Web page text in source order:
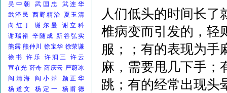
吴中朝
武国忠
武连华
武泽民
西野精治 夏玉清
向红丁
谢尔曼
谢立科
谢瑞裕 辛随成 新谷弘实
熊露 熊仲川 徐宝华 徐荣谦
徐书
许乐 许润三
许云
宣在光 薛奇 薛庆云 严蔚冰
阎清海
阎小萍
颜正华
杨道文
杨定一 杨甫德
人们低头的时间长了
椎病变而引发的，轻
服；；有的表现为手
麻，需要甩几下手；
跳；有的经常出现头